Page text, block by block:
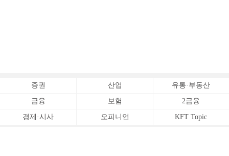
증권 산업 유통·부동산
금융 보험 2금융
경제·시사 오피니언 KFT Topic